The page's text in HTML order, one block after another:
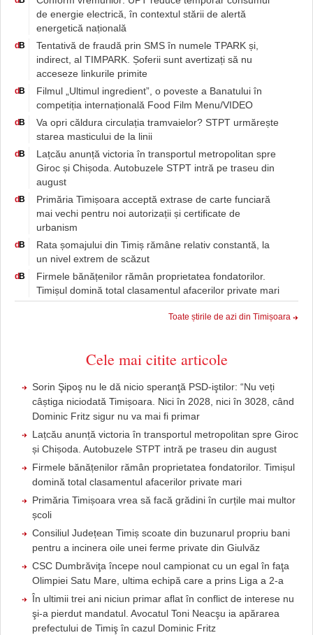
de energie electrică, în contextul stării de alertă
energetică națională
d B
Tentativă de fraudă prin SMS în numele TPARK și,
indirect, al TIMPARK. Șoferii sunt avertizați să nu
acceseze linkurile primite
d B
Filmul „Ultimul ingredient”, o poveste a Banatului în
competiția internațională Food Film Menu/VIDEO
d B
Va opri căldura circulația tramvaielor? STPT urmărește
starea masticului de la linii
d B
Lațcău anunță victoria în transportul metropolitan spre
Giroc și Chișoda. Autobuzele STPT intră pe traseu din
august
d B
Primăria Timișoara acceptă extrase de carte funciară
mai vechi pentru noi autorizații și certificate de
urbanism
d B
Rata șomajului din Timiș rămâne relativ constantă, la
un nivel extrem de scăzut
d B
Firmele bănățenilor rămân proprietatea fondatorilor.
Timișul domină total clasamentul afacerilor private mari
Toate știrile de azi din Timișoara
Cele mai citite articole
Sorin Şipoş nu le dă nicio speranţă PSD-iştilor: “Nu veți
câștiga niciodată Timișoara. Nici în 2028, nici în 3028, când
Dominic Fritz sigur nu va mai fi primar
Lațcău anunță victoria în transportul metropolitan spre Giroc
și Chișoda. Autobuzele STPT intră pe traseu din august
Firmele bănățenilor rămân proprietatea fondatorilor. Timișul
domină total clasamentul afacerilor private mari
Primăria Timișoara vrea să facă grădini în curțile mai multor
școli
Consiliul Județean Timiș scoate din buzunarul propriu bani
pentru a incinera oile unei ferme private din Giulvăz
CSC Dumbrăviţa începe noul campionat cu un egal în faţa
Olimpiei Satu Mare, ultima echipă care a prins Liga a 2-a
În ultimii trei ani niciun primar aflat în conflict de interese nu
şi-a pierdut mandatul. Avocatul Toni Neacşu ia apărarea
prefectului de Timiş în cazul Dominic Fritz